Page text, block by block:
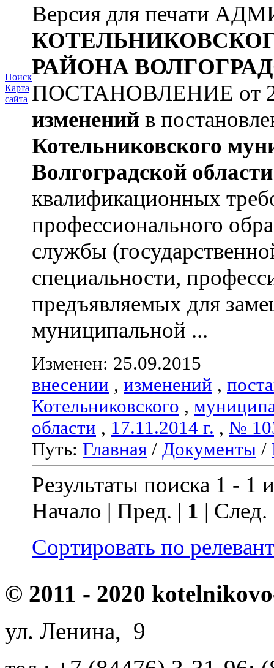
Поиск
Карта
сайта
Версия для печати
РАЙОНА
ПОСТАНОВЛЕНИЕ от
изменений в
Котельниковского
Волгоградской области
квалификационных
профессионального
службы
специальности,
предъявляемых для
муниципальной ...
Изменен: 25.09.2015
внесении , изменений ,
Котельниковского ,
области , 17.11.2014 г. , №
Путь: Главная / Документы /
Результаты поиска 1 - 1
Начало | Пред. | 1 |
Сортировать по
© 2011 - 2020
ул. Ленина, 9